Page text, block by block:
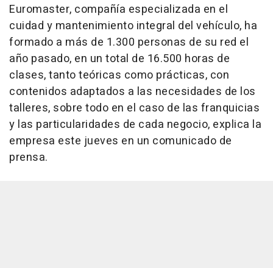
Euromaster, compañía especializada en el
cuidad y mantenimiento integral del vehículo, ha
formado a más de 1.300 personas de su red el
año pasado, en un total de 16.500 horas de
clases, tanto teóricas como prácticas, con
contenidos adaptados a las necesidades de los
talleres, sobre todo en el caso de las franquicias
y las particularidades de cada negocio, explica la
empresa este jueves en un comunicado de
prensa.